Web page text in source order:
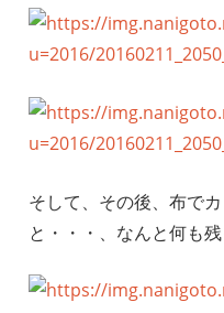
そして、その後、布で
と・・・、なんと何も残